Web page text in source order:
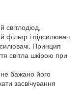
фільтр і підсилювач
Принцип
світла шкірою при
бажано його
засвічування